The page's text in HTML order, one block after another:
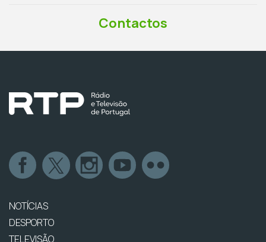
Contactos
NOTÍCIAS
DESPORTO
TELEVISÃO